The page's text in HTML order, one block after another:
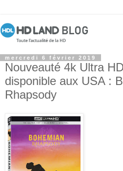
mercredi 6 février 2019
Nouveauté 4k Ultra
disponible aux USA :
Rhapsody